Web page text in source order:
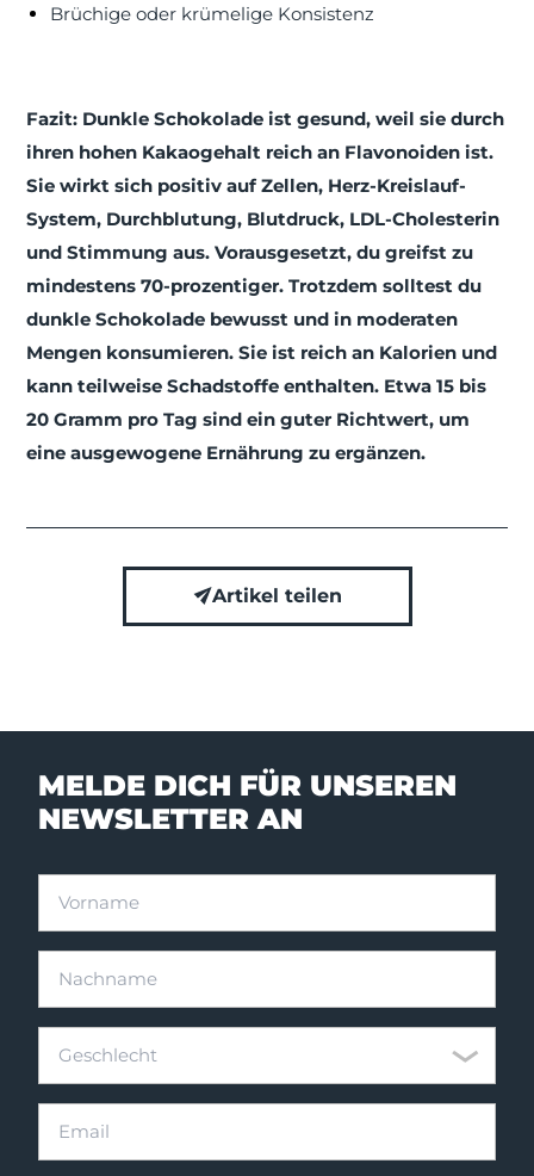
Brüchige oder krümelige Konsistenz
Fazit: Dunkle Schokolade ist gesund, weil sie durch
ihren hohen Kakaogehalt reich an Flavonoiden ist.
Sie wirkt sich positiv auf Zellen, Herz-Kreislauf-
System, Durchblutung, Blutdruck, LDL-Cholesterin
und Stimmung aus. Vorausgesetzt, du greifst zu
mindestens 70-prozentiger. Trotzdem solltest du
dunkle Schokolade bewusst und in moderaten
Mengen konsumieren. Sie ist reich an Kalorien und
kann teilweise Schadstoffe enthalten. Etwa 15 bis
20 Gramm pro Tag sind ein guter Richtwert, um
eine ausgewogene Ernährung zu ergänzen.
Artikel teilen
MELDE DICH FÜR UNSEREN
NEWSLETTER AN
Geschlecht